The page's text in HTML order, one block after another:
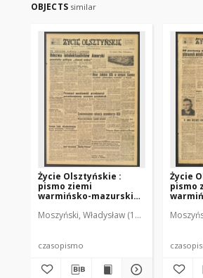
OBJECTS similar
Życie Olsztyńskie :
pismo ziemi
warmińsko-mazurskiej,
Moszyński, Władysław (1922-2001). Red.
czasopismo
Życie
pismo